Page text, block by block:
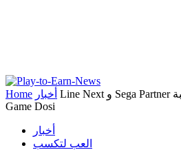
Home أخبار Line Next و Sega Partner لبناء لعبة Web3 جديدة لـ
Game Dosi
أخبار
العب لتكسب